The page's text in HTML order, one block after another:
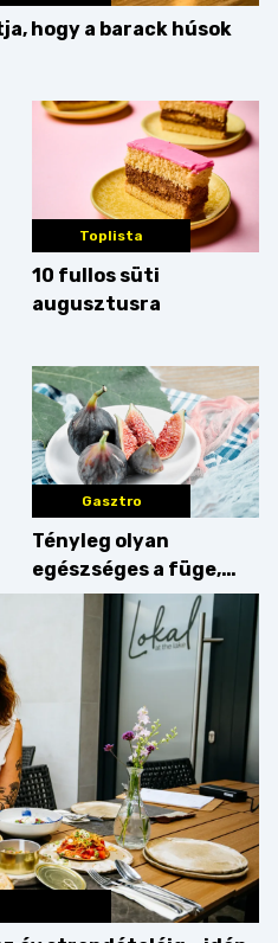
hogy a barack húsok
Toplista
10 fullos süti
augusztusra
Gasztro
Tényleg olyan
egészséges a füge,
mint amilyennek
gondoljuk?